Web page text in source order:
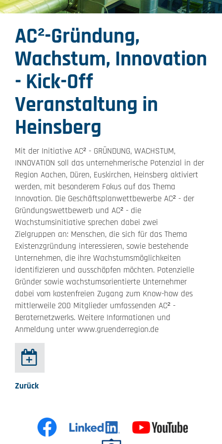
AC²-Gründung,
Wachstum, Innovation
- Kick-Off
Veranstaltung in
Heinsberg
Mit der Initiative AC² - GRÜNDUNG, WACHSTUM,
INNOVATION soll das unternehmerische Potenzial in der
Region Aachen, Düren, Euskirchen, Heinsberg aktiviert
werden, mit besonderem Fokus auf das Thema
Innovation. Die Geschäftsplanwettbewerbe AC² - der
Gründungswettbewerb und AC² - die
Wachstumsinitiative sprechen dabei zwei
Zielgruppen an: Menschen, die sich für das Thema
Existenzgründung interessieren, sowie bestehende
Unternehmen, die ihre Wachstumsmöglichkeiten
identifizieren und ausschöpfen möchten. Potenzielle
Gründer sowie wachstumsorientierte Unternehmer
dabei vom kostenfreien Zugang zum Know-how des
mittlerweile 200 Mitglieder umfassenden AC² -
Beraternetzwerks. Weitere Informationen und
Anmeldung unter www.gruenderregion.de
Zurück